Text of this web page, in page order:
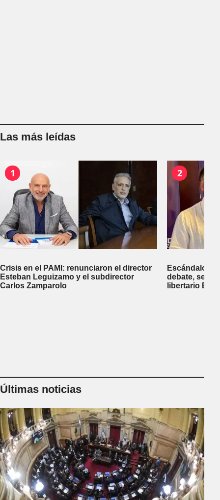
Las más leídas
1
Crisis en el PAMI: renunciaron el director
Esteban Leguizamo y el subdirector
Carlos Zamparolo
2
Escándalo
debate, se
libertario
Últimas noticias